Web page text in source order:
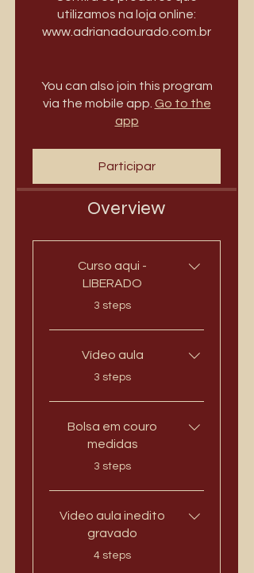
utilizamos na loja online:
www.adrianadourado.com.br
You can also join this program
via the mobile app. Go to the
app
Participar
Overview
Curso aqui -
LIBERADO
.
3 steps
Vídeo aula
.
3 steps
Bolsa em couro
medidas
.
3 steps
Video aula inedito
gravado
.
4 steps